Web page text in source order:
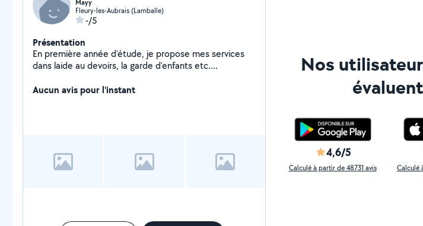
Mayy
Fleury-les-Aubrais (Lamballe)
-/5
Présentation
En première année d'étude, je propose mes services
dans laide au devoirs, la garde d'enfants etc....
Aucun avis pour l'instant
Nos
évaluent
4,6/5
Calculé à partir de 48731 avis Calculé